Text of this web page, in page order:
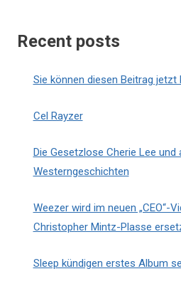
Recent posts
Sie können diesen Beitrag jetzt
Cel Rayzer
Die Gesetzlose Cherie Lee und
Westerngeschichten
Weezer wird im neuen „CEO“-
Christopher Mintz-Plasse
Sleep kündigen erstes Album